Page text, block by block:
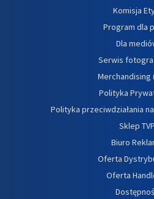
Komisja
Program dla
Dla
Serwis
Merchandising
Polityka
Polityka przeciwdziałania
Sklep TVP
Biuro
Oferta
Oferta